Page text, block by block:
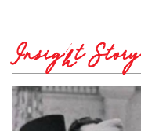
Insight Story